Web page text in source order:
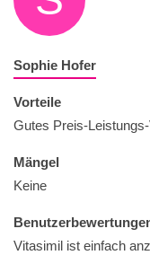
Sophie Hofer
Vorteile
Gutes Preis-
Mängel
Keine
Vitasimil ist einfach